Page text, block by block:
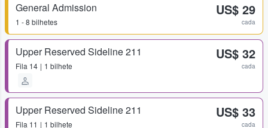
General Admission
1 - 8 bilhetes
US$ 29
cada
Upper Reserved Sideline 211
Fila 14 1 bilhete
US$ 32
cada
Upper Reserved Sideline 211
Fila 11 1 bilhete
US$ 33
cada